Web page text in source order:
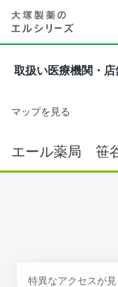
取扱い医療機関・店
マップを見る
エール薬局 笹
特異なアクセスが